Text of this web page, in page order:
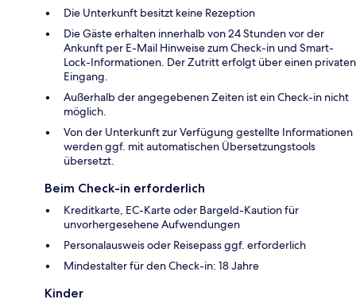
Die Unterkunft besitzt keine Rezeption
Die Gäste erhalten innerhalb von 24 Stunden vor der
Ankunft per E-Mail Hinweise zum Check-in und Smart-
Lock-Informationen. Der Zutritt erfolgt über einen privaten
Eingang.
Außerhalb der angegebenen Zeiten ist ein Check-in nicht
möglich.
Von der Unterkunft zur Verfügung gestellte Informationen
werden ggf. mit automatischen Übersetzungstools
übersetzt.
Beim Check-in erforderlich
Kreditkarte, EC-Karte oder Bargeld-Kaution für
unvorhergesehene Aufwendungen
Personalausweis oder Reisepass ggf. erforderlich
Mindestalter für den Check-in: 18 Jahre
Kinder